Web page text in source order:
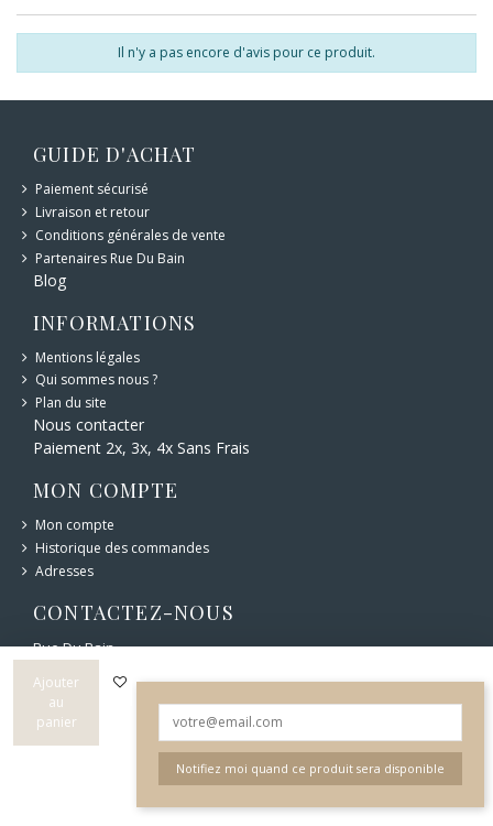
Ajouter
au
panier
Notifiez moi quand ce produit sera disponible
Il n'y a pas encore d'avis pour ce produit.
GUIDE D'ACHAT
Paiement sécurisé
Livraison et retour
Conditions générales de vente
Partenaires Rue Du Bain
Blog
INFORMATIONS
Mentions légales
Qui sommes nous ?
Plan du site
Nous contacter
Paiement 2x, 3x, 4x Sans Frais
MON COMPTE
Mon compte
Historique des commandes
Adresses
CONTACTEZ-NOUS
Rue Du Bain
6 bd Carnot 12400 Saint-Affrique
05 65 49 44 76
© Rue du Bain 2022 - Créé par l'Agence Web Cibleweb